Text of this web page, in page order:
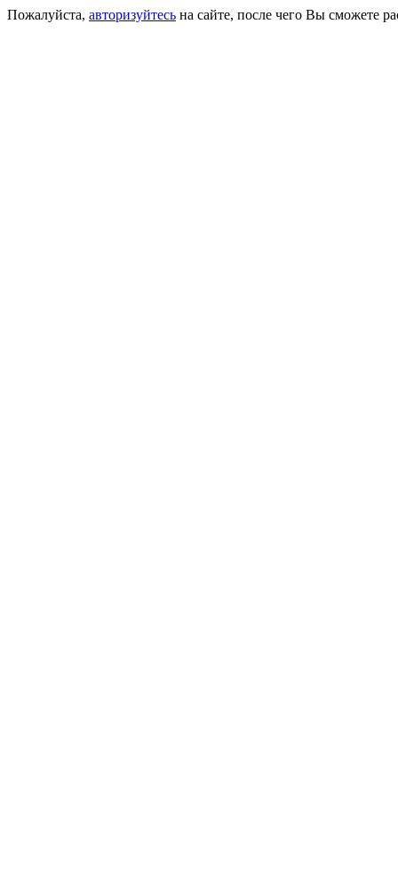
Пожалуйста, авторизуйтесь на сайте, после чего Вы сможете